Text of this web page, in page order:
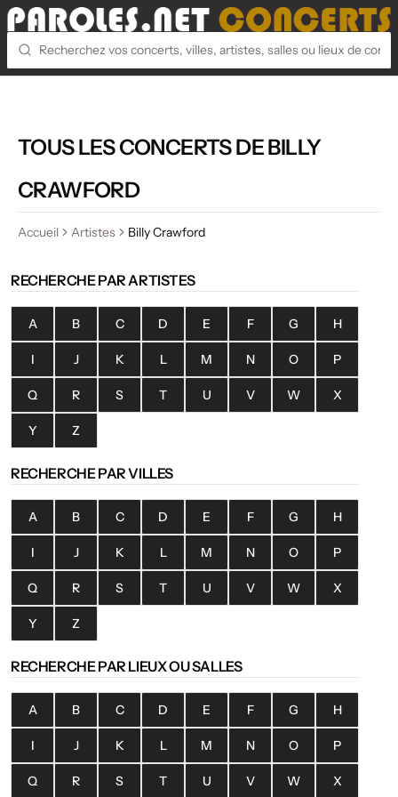
TOUS LES CONCERTS DE BILLY
CRAWFORD
Accueil Artistes Billy Crawford
RECHERCHE PAR ARTISTES
A B C D E F G H
I J K L M N O P
Q R S T U V W X
Y Z
RECHERCHE PAR VILLES
A B C D E F G H
I J K L M N O P
Q R S T U V W X
Y Z
RECHERCHE PAR LIEUX OU SALLES
A B C D E F G H
I J K L M N O P
Q R S T U V W X